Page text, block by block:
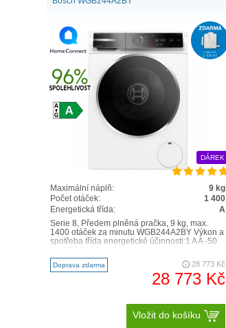
DÁREK
Maximální náplň:
9 kg
Počet otáček:
1 400
Energetická třída:
A
Serie 8, Předem plněná pračka, 9 kg, max.
1400 otáček za minutu WGB244A2BY Výkon a
spotřeba třída energetické účinnosti:1 A A -50
Doprava zdarma 28 773 Kč
28 773 Kč
Vložit do košíku